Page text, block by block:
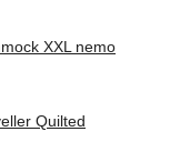
XXL nemo